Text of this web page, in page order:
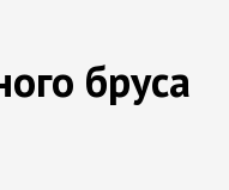
бруса